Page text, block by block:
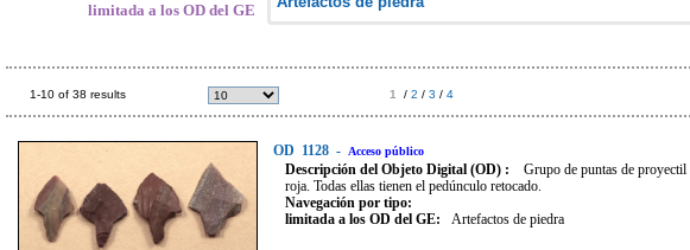
limitada a los OD del GE
1-10 of 38 results 1 / 2 / 3 / 4
OD 1128 - Acceso público
Descripción del Objeto Digital (OD) :
Grupo de puntas de proyectil
roja. Todas ellas tienen el pedúnculo retocado.
Navegación por tipo:
limitada a los OD del GE:
Artefactos de piedra